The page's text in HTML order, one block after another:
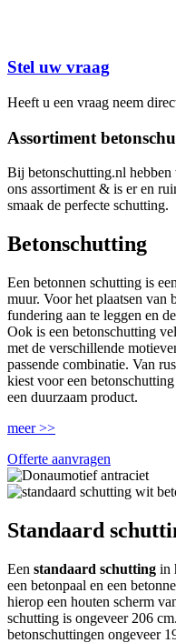
Stel uw vraag
Heeft u een vraag neem
Assortiment
Bij betonschutting.nl
ons assortiment & is er en
smaak de perfecte schutting.
Betonschutting
Een betonnen schutting is
muur. Voor het plaatsen van
fundering aan te leggen en
Ook is een betonschutting
met de verschillende
passende combinatie. Van
kiest voor een
een duurzaam product.
meer >>
Offerte aanvragen
Standaard
Een standaard schutting in
een betonpaal en een
hierop een houten scherm
schutting is ongeveer 206
betonschuttingen ongeveer